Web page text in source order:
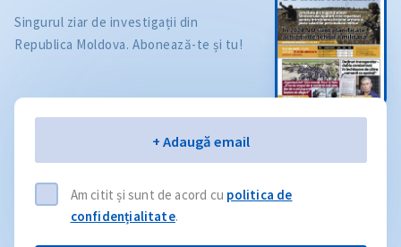
Singurul ziar de investigații din
Republica Moldova. Abonează-te și tu!
+ Adaugă email
Am citit și sunt de acord cu politica de
confidențialitate.